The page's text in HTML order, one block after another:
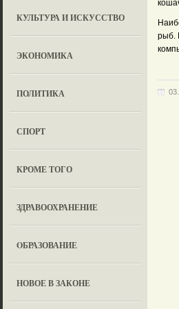
КУЛЬТУРА И ИСКУССТВО
ЭКОНОМИКА
ПОЛИТИКА
СПОРТ
КРОМЕ ТОГО
ЗДРАВООХРАНЕНИЕ
OБРАЗОВАНИЕ
НОВОЕ В ЗАКОНЕ
рыб.